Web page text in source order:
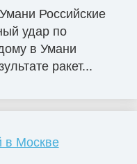
Российские
удар по
в Умани
ракет...
в Москве